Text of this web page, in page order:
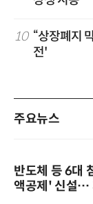
10 “상장폐지
전'
주요뉴스
반도체 등 6대
액공제' 신설…